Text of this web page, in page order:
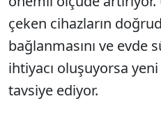
çeken cihazların
bağlanmasını ve evde
ihtiyacı oluşuyorsa
tavsiye ediyor.